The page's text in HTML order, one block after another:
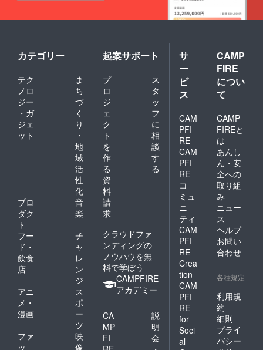
カテゴリー
テク
ノロ
ジー
・ガ
ジェ
ット
ま
ち
づ
く
り
・
地
域
活
性
化
プロ
ダク
ト
音
楽
フー
ド・
飲食
店
チ
ャ
レ
ン
ジ
アニ
メ・
漫画
ス
ポ
ー
ツ
ファ
ッ
映
像
起案サポート
プ
ロ
ジ
ェ
ク
ト
を
作
る
ス
タ
ッ
フ
に
相
談
す
る
資
料
請
求
クラウドファ
ンディングの
ノウハウを無
料で学ぼう
CAMPFIRE
アカデミー
CA
MP
FI
説
明
会
サ
ー
ビ
ス
CAM
PFI
RE
CAM
PFI
RE
コ
ミュ
ニ
ティ
CAM
PFI
RE
Crea
tion
CAM
PFI
RE
for
Soci
al
CAMP
FIRE
につい
て
CAMP
FIREと
は
あんし
ん・安
全への
取り組
み
ニュー
ス
ヘルプ
お問い
合わせ
各種規定
利用規
約
細則
プライ
バシー